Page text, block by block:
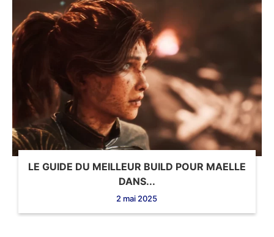
LE GUIDE DU MEILLEUR BUILD POUR MAELLE
DANS...
2 mai 2025